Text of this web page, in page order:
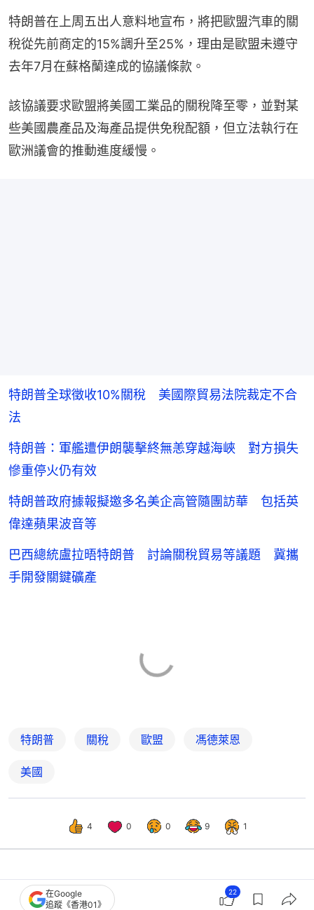
特朗普在上周五出人意料地宣布，將把歐盟汽車的關
稅從先前商定的15%調升至25%，理由是歐盟未遵守
去年7月在蘇格蘭達成的協議條款。
該協議要求歐盟將美國工業品的關稅降至零，並對某
些美國農產品及海產品提供免稅配額，但立法執行在
歐洲議會的推動進度緩慢。
特朗普全球徵收10%關稅 美國際貿易法院裁定不合
法
特朗普：軍艦遭伊朗襲擊終無恙穿越海峽 對方損失
慘重停火仍有效
特朗普政府據報擬邀多名美企高管隨團訪華 包括英
偉達蘋果波音等
巴西總統盧拉晤特朗普 討論關稅貿易等議題 冀攜
手開發關鍵礦產
特朗普 關稅 歐盟 馮德萊恩
美國
4 0 0 9 1
國際 即時國際
在Google
追蹤《香港01》
22